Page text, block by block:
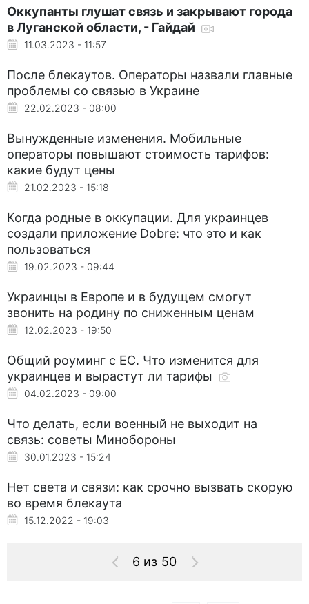
Оккупанты глушат связь и закрывают города
в Луганской области, - Гайдай
11.03.2023 - 11:57
После блекаутов. Операторы назвали главные
проблемы со связью в Украине
22.02.2023 - 08:00
Вынужденные изменения. Мобильные
операторы повышают стоимость тарифов:
какие будут цены
21.02.2023 - 15:18
Когда родные в оккупации. Для украинцев
создали приложение Dobre: что это и как
пользоваться
19.02.2023 - 09:44
Украинцы в Европе и в будущем смогут
звонить на родину по сниженным ценам
12.02.2023 - 19:50
Общий роуминг с ЕС. Что изменится для
украинцев и вырастут ли тарифы
04.02.2023 - 09:00
Что делать, если военный не выходит на
связь: советы Минобороны
30.01.2023 - 15:24
Нет света и связи: как срочно вызвать скорую
во время блекаута
15.12.2022 - 19:03
6 из 50